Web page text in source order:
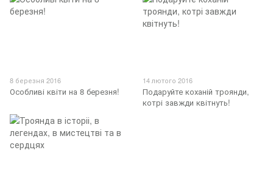
8 березня 2016
Особливі квіти на 8 березня!
14 лютого 2016
Подаруйте коханій троянди,
котрі завжди квітнуть!